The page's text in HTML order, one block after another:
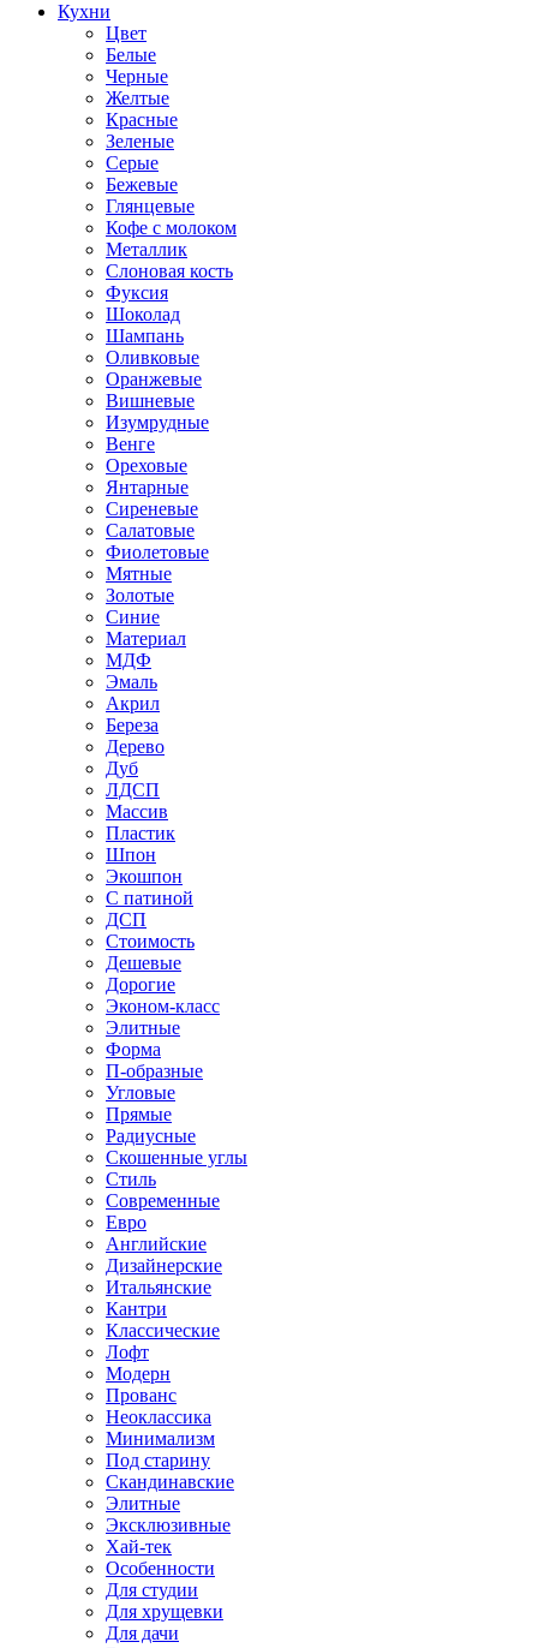
Кухни
Цвет
Белые
Черные
Желтые
Красные
Зеленые
Серые
Бежевые
Глянцевые
Кофе с молоком
Металлик
Слоновая кость
Фуксия
Шоколад
Шампань
Оливковые
Оранжевые
Вишневые
Изумрудные
Венге
Ореховые
Янтарные
Сиреневые
Салатовые
Фиолетовые
Мятные
Золотые
Синие
Материал
МДФ
Эмаль
Акрил
Береза
Дерево
Дуб
ЛДСП
Массив
Пластик
Шпон
Экошпон
С патиной
ДСП
Стоимость
Дешевые
Дорогие
Эконом-класс
Элитные
Форма
П-образные
Угловые
Прямые
Радиусные
Скошенные углы
Стиль
Современные
Евро
Английские
Дизайнерские
Итальянские
Кантри
Классические
Лофт
Модерн
Прованс
Неоклассика
Минимализм
Под старину
Скандинавские
Элитные
Эксклюзивные
Хай-тек
Особенности
Для студии
Для хрущевки
Для дачи